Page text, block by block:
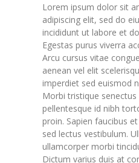
Lorem ipsum dolor sit
adipiscing elit, sed do
incididunt ut labore et
Egestas purus viverra
Arcu cursus vitae
aenean vel elit
imperdiet sed euismod
Morbi tristique
pellentesque id nibh
proin. Sapien faucibus
sed lectus vestibulum.
ullamcorper morbi
Dictum varius duis at